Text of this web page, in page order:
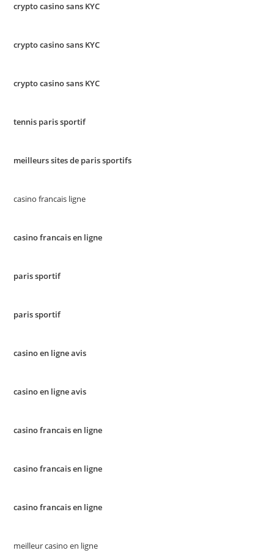
crypto casino sans KYC
crypto casino sans KYC
crypto casino sans KYC
tennis paris sportif
meilleurs sites de paris sportifs
casino francais ligne
casino francais en ligne
paris sportif
paris sportif
casino en ligne avis
casino en ligne avis
casino francais en ligne
casino francais en ligne
casino francais en ligne
meilleur casino en ligne